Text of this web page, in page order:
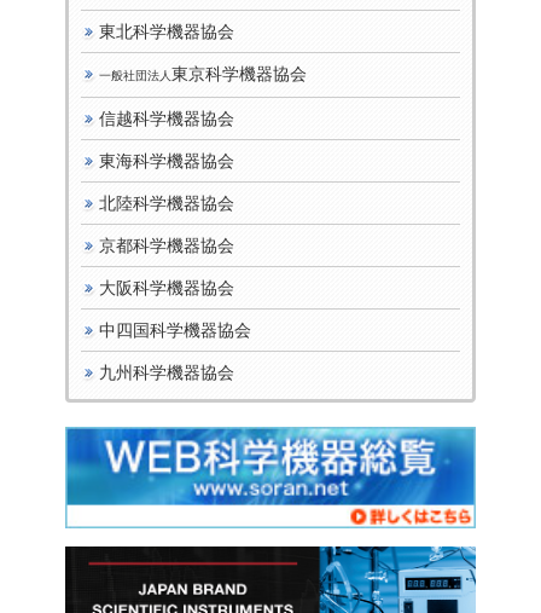
東北科学機器協会
一般社団法人 東京科学機器協会
信越科学機器協会
東海科学機器協会
北陸科学機器協会
京都科学機器協会
大阪科学機器協会
中四国科学機器協会
九州科学機器協会